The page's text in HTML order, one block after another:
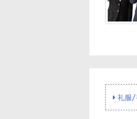
礼服/